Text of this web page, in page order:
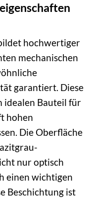
hochwertiger
mechanischen
garantiert. Diese
idealen Bauteil für
hohen
Die Oberfläche
nur optisch
einen wichtigen
Beschichtung ist